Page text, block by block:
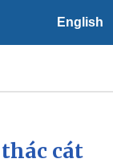
English
cát